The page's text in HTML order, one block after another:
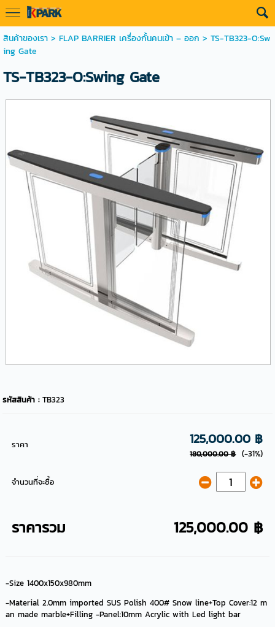
สินค้าของเรา> FLAP BARRIER เครื่องกั้นคนเข้า – ออก > TS-TB323-O:Sw
ing Gate
TS-TB323-O:Swing Gate
รหัสสินค้า :TB323
ราคา 125,000.00 ฿
180,000.00 ฿ (-31%)
จำนวนที่จะซื้อ
ราคารวม 125,000.00 ฿
-Size 1400x150x980mm
-Material 2.0mm imported SUS Polish 400# Snow line+Top Cover:12 m
an made marble+Filling -Panel:10mm Acrylic with Led light bar